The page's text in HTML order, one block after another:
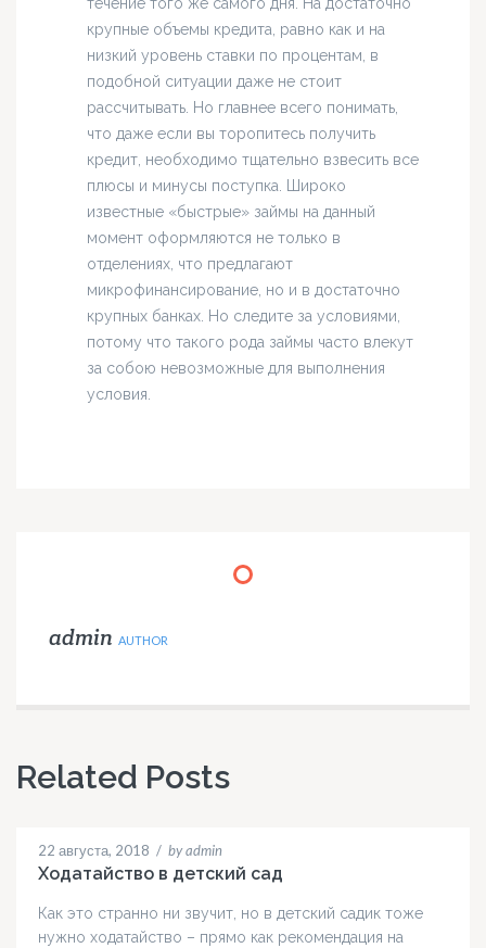
течение того же самого дня. На достаточно
крупные объемы кредита, равно как и на
низкий уровень ставки по процентам, в
подобной ситуации даже не стоит
рассчитывать. Но главнее всего понимать,
что даже если вы торопитесь получить
кредит, необходимо тщательно взвесить все
плюсы и минусы поступка. Широко
известные «быстрые» займы на данный
момент оформляются не только в
отделениях, что предлагают
микрофинансирование, но и в достаточно
крупных банках. Но следите за условиями,
потому что такого рода займы часто влекут
за собою невозможные для выполнения
условия.
admin AUTHOR
Related Posts
22 августа, 2018 / by admin
Ходатайство в детский сад
Как это странно ни звучит, но в детский садик тоже
нужно ходатайство – прямо как рекомендация на